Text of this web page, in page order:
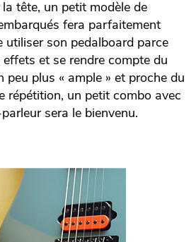
tête, un petit modèle de
fera parfaitement
utiliser son pedalboard parce
effets et se rendre compte du
peu plus « ample » et proche du
répétition, un petit combo avec
sera le bienvenu.